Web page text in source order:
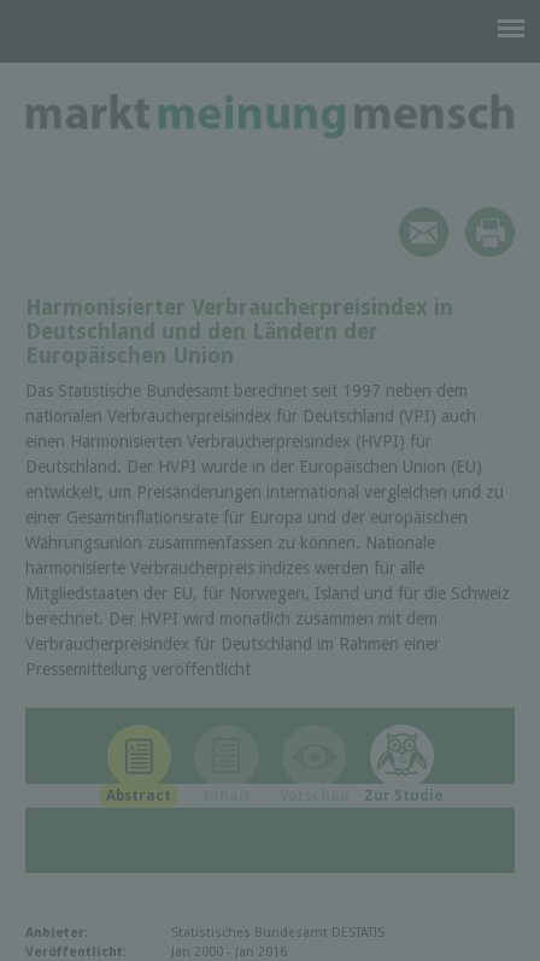
Harmonisierter Verbraucherpreisindex in
Deutschland und den Ländern der
Europäischen Union
Das Statistische Bundesamt berechnet seit 1997 neben dem
nationalen Verbraucherpreisindex für Deutschland (VPI) auch
einen Harmonisierten Verbraucherpreisindex (HVPI) für
Deutschland. Der HVPI wurde in der Europäischen Union (EU)
entwickelt, um Preisänderungen international vergleichen und zu
einer Gesamtinflationsrate für Europa und der europäischen
Währungsunion zusammenfassen zu können. Nationale
harmonisierte Verbraucherpreis indizes werden für alle
Mitgliedstaaten der EU, für Norwegen, Island und für die Schweiz
berechnet. Der HVPI wird monatlich zusammen mit dem
Verbraucherpreisindex für Deutschland im Rahmen einer
Pressemitteilung veröffentlicht
Abstract Zur Studie
Anbieter:
Statistisches Bundesamt DESTATIS
Veröffentlicht:
Jan 2000 - Jan 2016